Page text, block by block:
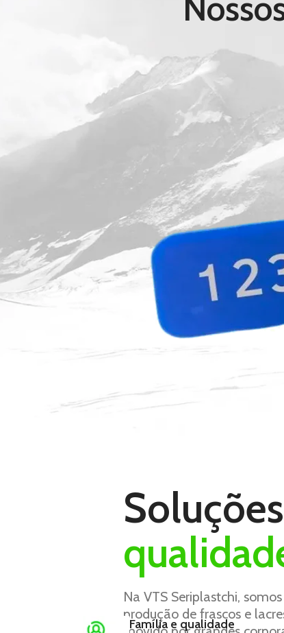
Na VTS Seriplastchi,
produção de frascos e
Família e qualidade